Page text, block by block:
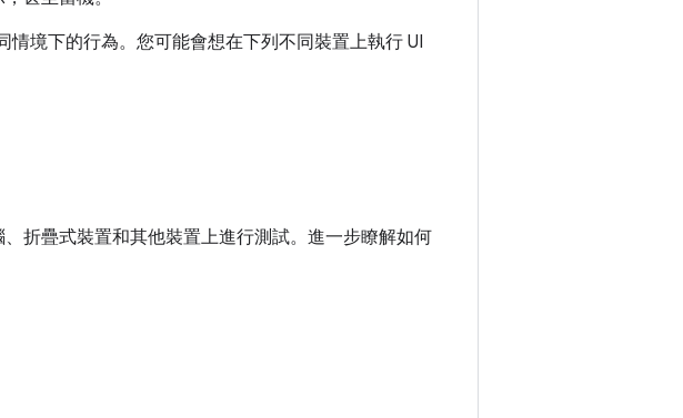
情境下的行為。您可能會想在下列不同裝置上執行 UI
折疊式裝置和其他裝置上進行測試。進一步瞭解如何